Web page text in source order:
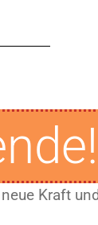
Kraft